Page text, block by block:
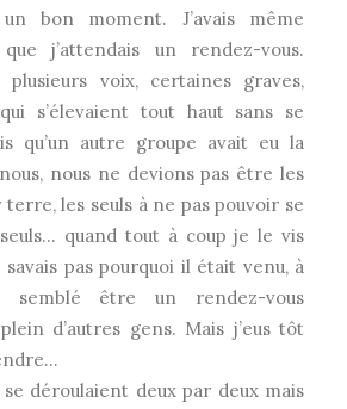
bon moment. J’avais même
j’attendais un rendez-vous.
plusieurs voix, certaines graves,
s’élevaient tout haut sans se
qu’un autre groupe avait eu la
nous ne devions pas être les
terre, les seuls à ne pas pouvoir se
quand tout à coup je le vis
pas pourquoi il était venu, à
semblé être un rendez-vous
d’autres gens. Mais j’eus tôt
déroulaient deux par deux mais